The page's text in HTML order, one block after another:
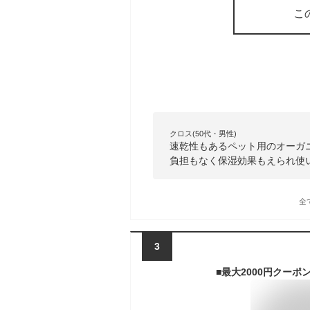
こ
クロス(50代・男性)
速乾性もあるペット用のオー
負担もなく保湿効果もえられ使
全
3